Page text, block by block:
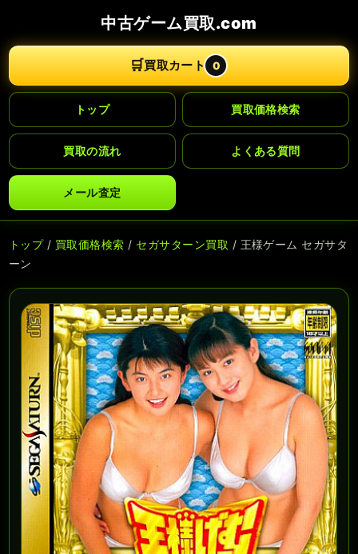
中古ゲーム買取.com
🛒買取カート 0
トップ 買取価格検索
買取の流れ よくある質問
メール査定
トップ/ 買取価格検索 / セガサターン買取 / 王様ゲーム セガサタ
ーン